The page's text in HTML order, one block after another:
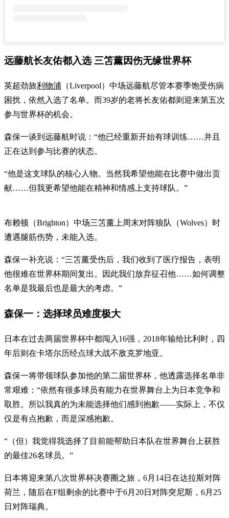
远藤航长友佑都入选 三笘薰因伤无缘世界杯
英超劲旅利物浦 （Liverpool）中场远藤航尽管本赛季饱受伤病
困扰，依然入选了名单。而39岁的老将长友佑都则迎来第五次
参与世界杯的机会。
森保一谈到远藤航时说：“他已经重新开始有球训练……并且
正在达到参与比赛的状态。
“他是这支球队的核心人物。当然我希望他能在比赛中做出贡
献……但我更希望他能在精神和情感上支持球队。”
布赖顿（Brighton）中场三笘薰上周末对阵狼队（Wolves）时
遭遇腿筋伤势，未能入选。
森保一补充说：“三笘薰受伤后，我们收到了医疗报告，表明
他很难在世界杯期间复出。因此我们放弃征召他……如何调整
名单是我最后也是最大的考虑。”
森保一：选择球员难度极大
日本在过去两届世界杯中都闯入16强，2018年输给比利时，四
年后则在卡塔尔历经点球大战不敌克罗地亚。
森保一将带领球队参加他的第二届世界杯，他透露选择名单非
常艰难：“依然有很多球员有能力在世界舞台上为日本竞争和
取胜。所以我真的为未能选择他们感到抱歉——实际上，不仅
仅是有点抱歉，而是深感抱歉。
“（但）我觉得我选择了目前能帮助日本队在世界舞台上获胜
的最佳26名球员。”
日本将迎来第八次世界杯决赛圈之旅，6月14日在达拉斯对阵
荷兰，随后在F组剩余的比赛中于6月20日对阵突尼斯，6月25
日对阵瑞典。